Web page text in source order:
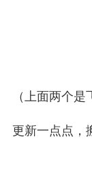
（上面两个是
更新一点点，